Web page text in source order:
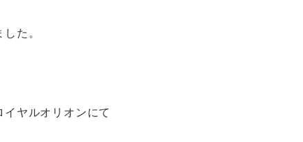
た。
ヤルオリオンにて